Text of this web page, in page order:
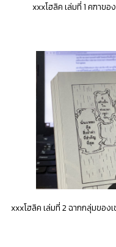
xxxโฮลิค เล่มที่ 1 คฑาข
xxxโฮลิค เล่มที่ 2 ฉากกลุ่มของ